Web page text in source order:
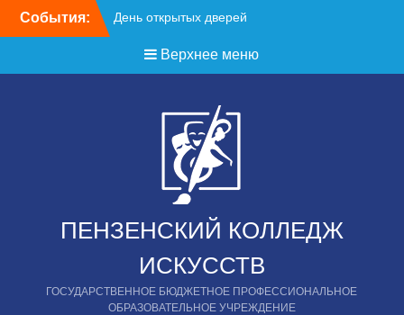
События: День открытых дверей
Верхнее меню
ПЕНЗЕНСКИЙ КОЛЛЕДЖ
ИСКУССТВ
ГОСУДАРСТВЕННОЕ БЮДЖЕТНОЕ ПРОФЕССИОНАЛЬНОЕ
ОБРАЗОВАТЕЛЬНОЕ УЧРЕЖДЕНИЕ